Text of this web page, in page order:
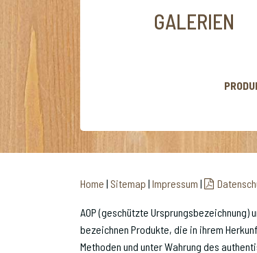
GALERIEN
Home | Sitemap | Impressum |
AOP (geschützte Ursprungsbezeichnung)
bezeichnen Produkte, die in ihrem
Methoden und unter Wahrung des